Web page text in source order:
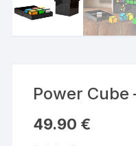
Power Cube
49.90 €